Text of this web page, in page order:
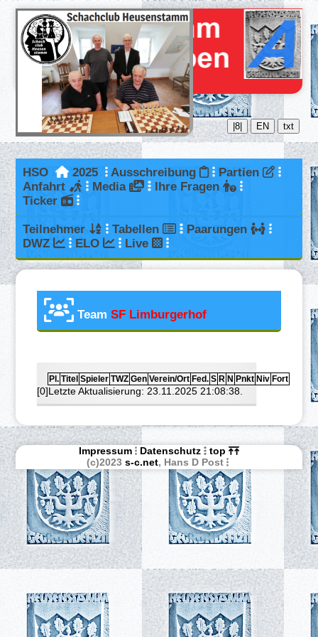
|8| EN txt
HSO 2025 Ausschreibung
Partien
Anfahrt
Media
Ihre Fragen
Ticker
Teilnehmer Tabellen
Paarungen
DWZ
ELO Live
TeamSF Limburgerhof
Pl. Titel Spieler TWZ Gen Verein/Ort Fed. S R N Pnkt Niv Fort
[0]Letzte Aktualisierung: 23.11.2025 21:08:38.
Impressum Datenschutz
top
(c)2023 s-c.net, Hans D Post